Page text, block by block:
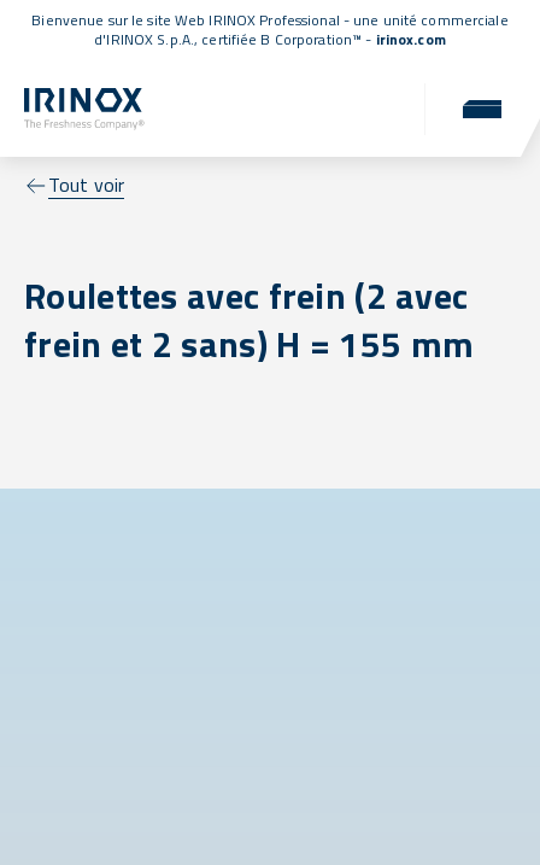
Bienvenue sur le site Web IRINOX Professional - une unité commerciale
d'IRINOX S.p.A., certifiée B Corporation™ - irinox.com
Tout voir
Roulettes avec frein (2 avec
frein et 2 sans) H = 155 mm